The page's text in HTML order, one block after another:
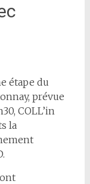
étape du
prévue
COLL’in
la